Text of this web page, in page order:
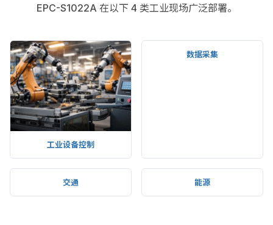
EPC-S1022A 在以下 4 类工业现场广泛部署。
工业设备控制
交通 能源